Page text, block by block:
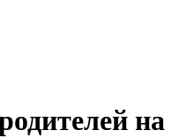
на